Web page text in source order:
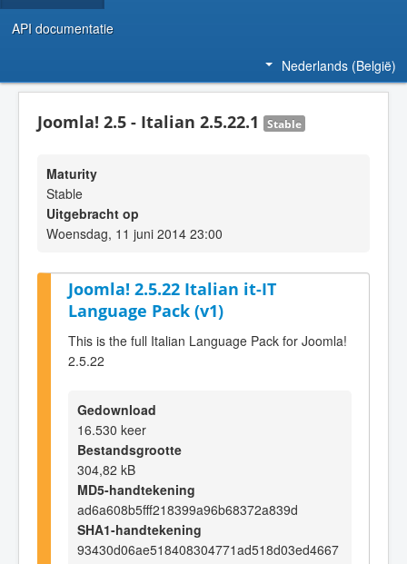
API documentatie
Nederlands (België)
Joomla! 2.5 - Italian 2.5.22.1 Stable
Maturity
Stable
Uitgebracht op
Woensdag, 11 juni 2014 23:00
Joomla! 2.5.22 Italian it-IT
Language Pack (v1)
This is the full Italian Language Pack for Joomla!
2.5.22
Gedownload
16.530 keer
Bestandsgrootte
304,82 kB
MD5-handtekening
ad6a608b5fff218399a96b68372a839d
SHA1-handtekening
93430d06ae518408304771ad518d03ed4667